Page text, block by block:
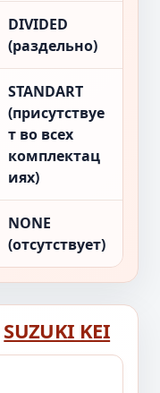
DIVIDED
(раздельно)
STANDART
(присутствуе
т во всех
комплектац
иях)
NONE
(отсутствует)
SUZUKI KEI